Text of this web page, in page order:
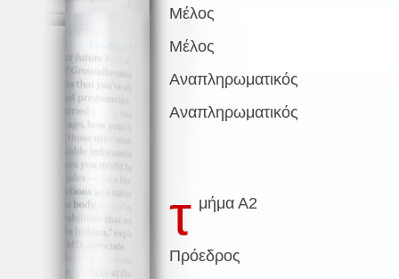
Μέλος
Μέλος
Αναπληρωματικός
Αναπληρωματικός
τ μήμα Α2
Πρόεδρος